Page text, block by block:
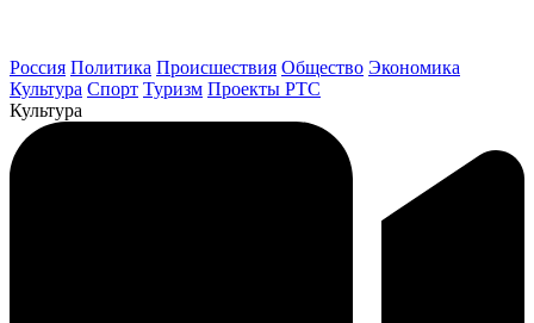
Россия Политика Происшествия Общество Экономика
Культура Спорт Туризм Проекты РТС
Культура